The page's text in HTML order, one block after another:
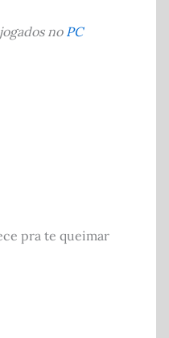
no PC
pra te queimar